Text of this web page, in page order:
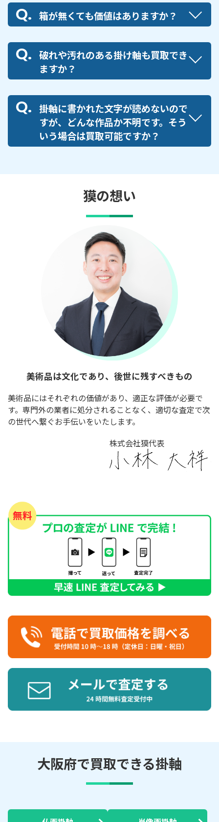
箱が無くても価値はありますか？
破れや汚れのある掛け軸も買取でき
ますか？
掛軸に書かれた文字が読めないので
すが、どんな作品か不明です。そう
いう場合は買取可能ですか？
獏の想い
美術品は文化であり、後世に残すべきもの
美術品にはそれぞれの価値があり、適正な評価が必要で
す。専門外の業者に処分されることなく、適切な査定で次
の世代へ繋ぐお手伝いをいたします。
株式会社獏代表
大阪府で買取できる掛軸